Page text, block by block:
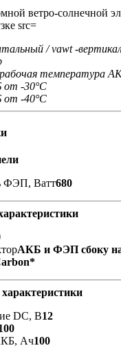
/ vawt -
температура
от -30°С
от -40°С
ФЭП, Ватт680
АКБ и ФЭП сбоку на
DC, В12
Ач100